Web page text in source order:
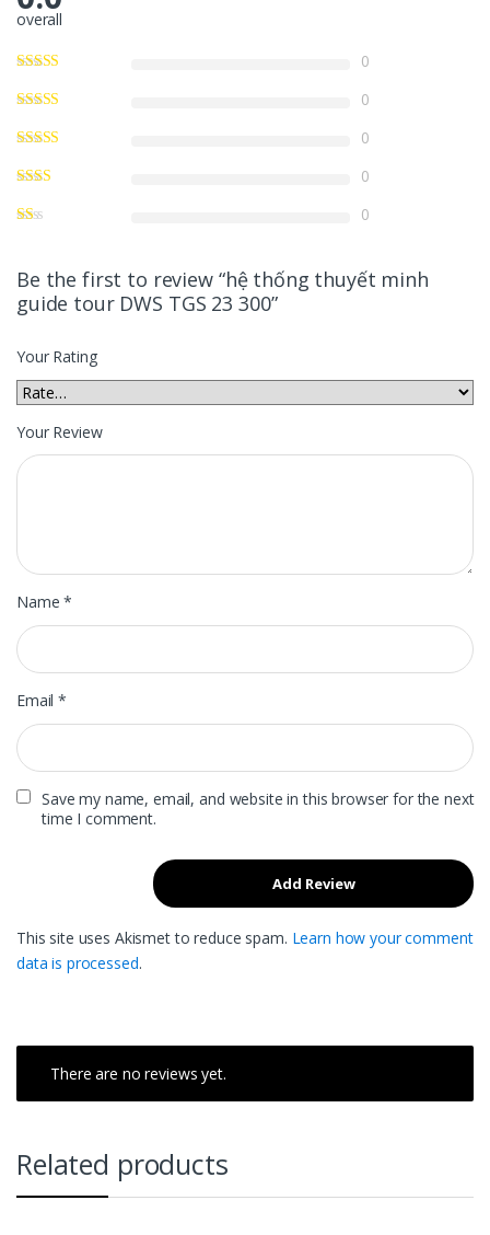
overall
0
0
0
0
0
Be the first to review “hệ thống thuyết minh
guide tour DWS TGS 23 300”
Your Rating
Your Review
Name*
Email*
Save my name, email, and website in this browser for the next
time I comment.
This site uses Akismet to reduce spam. Learn how your comment
data is processed.
There are no reviews yet.
Related products